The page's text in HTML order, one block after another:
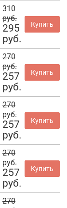
310
руб.
295
руб.
Купить
270
руб.
257
руб.
Купить
270
руб.
257
руб.
Купить
270
руб.
257
руб.
Купить
270